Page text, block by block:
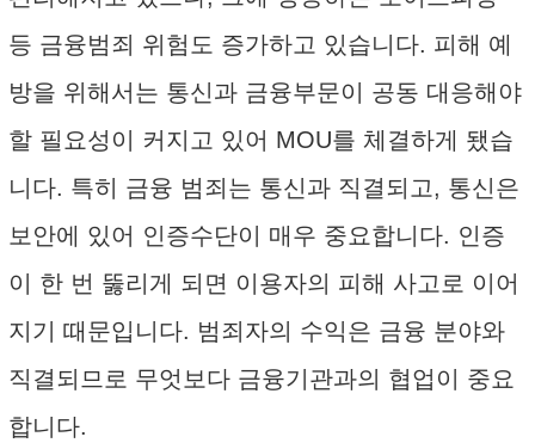
등 금융범죄 위험도 증가하고 있습니다. 피해 예
방을 위해서는 통신과 금융부문이 공동 대응해야
할 필요성이 커지고 있어 MOU를 체결하게 됐습
니다. 특히 금융 범죄는 통신과 직결되고, 통신은
보안에 있어 인증수단이 매우 중요합니다. 인증
이 한 번 뚫리게 되면 이용자의 피해 사고로 이어
지기 때문입니다. 범죄자의 수익은 금융 분야와
직결되므로 무엇보다 금융기관과의 협업이 중요
합니다.